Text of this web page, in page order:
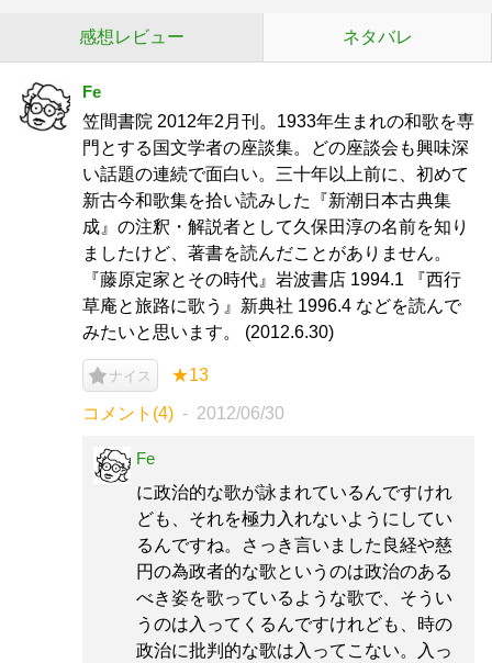
感想レビュー ネタバレ
Fe
笠間書院 2012年2月刊。1933年生まれの和歌を専
門とする国文学者の座談集。どの座談会も興味深
い話題の連続で面白い。三十年以上前に、初めて
新古今和歌集を拾い読みした『新潮日本古典集
成』の注釈・解説者として久保田淳の名前を知り
ましたけど、著書を読んだことがありません。
『藤原定家とその時代』岩波書店 1994.1 『西行
草庵と旅路に歌う』新典社 1996.4 などを読んで
みたいと思います。 (2012.6.30)
ナイス ★13
コメント(4) 2012/06/30
Fe
に政治的な歌が詠まれているんですけれ
ども、それを極力入れないようにしてい
るんですね。さっき言いました良経や慈
円の為政者的な歌というのは政治のある
べき姿を歌っているような歌で、そうい
うのは入ってくるんですけれども、時の
政治に批判的な歌は入ってこない。入っ